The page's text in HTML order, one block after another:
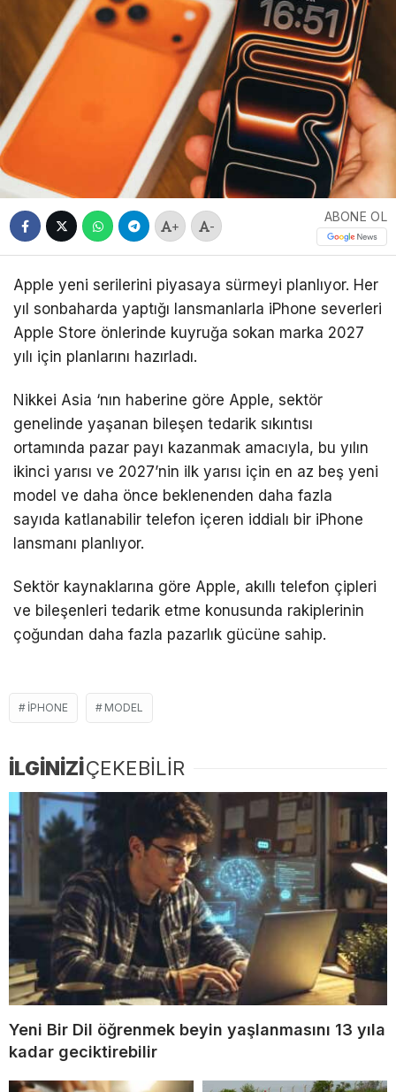
+ -
ABONE OL
Apple yeni serilerini piyasaya sürmeyi planlıyor. Her
yıl sonbaharda yaptığı lansmanlarla iPhone severleri
Apple Store önlerinde kuyruğa sokan marka 2027
yılı için planlarını hazırladı.
Nikkei Asia ‘nın haberine göre Apple, sektör
genelinde yaşanan bileşen tedarik sıkıntısı
ortamında pazar payı kazanmak amacıyla, bu yılın
ikinci yarısı ve 2027’nin ilk yarısı için en az beş yeni
model ve daha önce beklenenden daha fazla
sayıda katlanabilir telefon içeren iddialı bir iPhone
lansmanı planlıyor.
Sektör kaynaklarına göre Apple, akıllı telefon çipleri
ve bileşenleri tedarik etme konusunda rakiplerinin
çoğundan daha fazla pazarlık gücüne sahip.
IPHONE MODEL
İLGİNİZİÇEKEBİLİR
Yeni Bir Dil öğrenmek beyin yaşlanmasını 13 yıla
kadar geciktirebilir